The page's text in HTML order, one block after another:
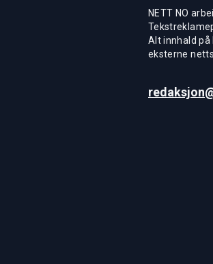
NETT NO
Alt innhald på
eksterne